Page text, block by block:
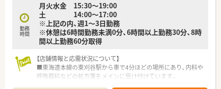
ており、急なお子様の体調不良などにも柔軟に対応しながら活躍
中です。
■患者様とのコミュニケーションを大切にし、お一人おひとりに
寄り添った丁寧な服薬指導ができる方が現場で高い評価を得て
います。
勤務
時間
月火水金 15:30～19:00
土 14:00～17:00
※上記の内、週1～3日勤務
※休憩は6時間勤務未満0分、6時間以上勤務30分、8時
間以上勤務60分取得
【店舗情報と応需状況について】
■東海道本線の東刈谷駅から車で4分ほどの場所にあり、内科や
呼吸器科などの処方箋をメインに受け付けています。